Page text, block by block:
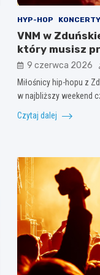
HYP-HOP KONCERTY
VNM w
który musisz
9 czerwca 2026
Miłośnicy hip-hopu z
w najbliższy weekend
Czytaj dalej